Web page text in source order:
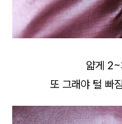
얇게
또 그래야 털 빠